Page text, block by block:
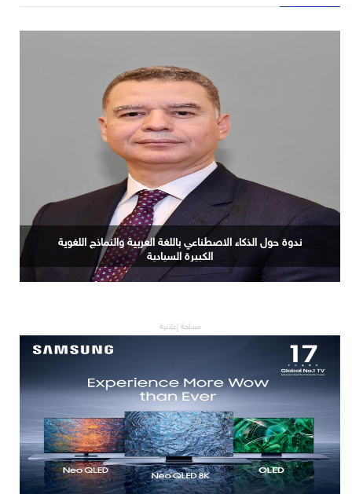
ندوة حول الذكاء الاصطناعي باللغة العربية والنماذج اللغوية
الكبيرة السيادية
مساحة إعلانية